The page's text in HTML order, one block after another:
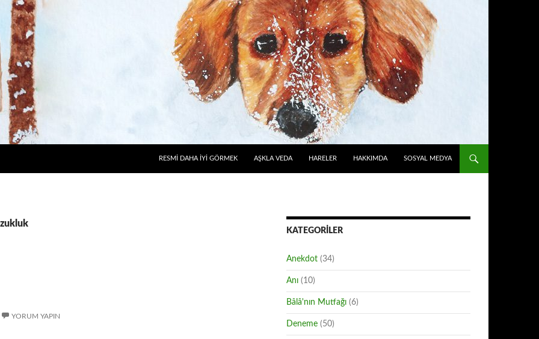
RESMI DAHA İYI GÖRMEK AŞKLA VEDA HARELER HAKKIMDA SOSYAL MEDYA
YORUM YAPIN
KATEGORILER
Anekdot (34)
Anı (10)
Bâlâ'nın Mutfağı (6)
Deneme (50)